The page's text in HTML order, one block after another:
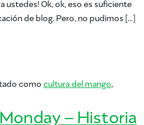
ustedes! Ok, ok, eso es suficiente
de blog. Pero, no pudimos […]
como cultura del mango,
– Historia